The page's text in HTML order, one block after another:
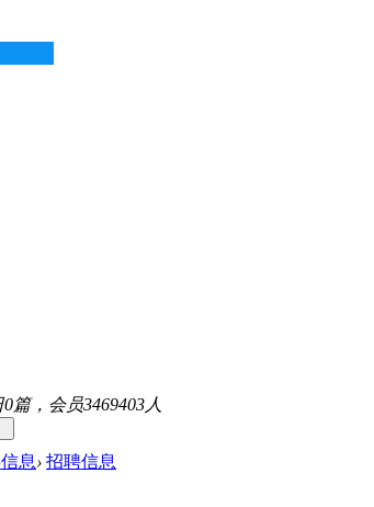
篇，会员3469403人
息› 招聘信息